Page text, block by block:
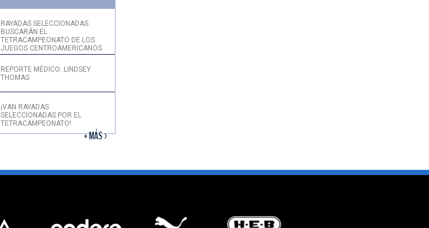
RAYADAS SELECCIONADAS
BUSCARÁN EL
TETRACAMPEONATO DE LOS
JUEGOS CENTROAMERICANOS
REPORTE MÉDICO: LINDSEY
THOMAS
¡VAN RAYADAS
SELECCIONADAS POR EL
TETRACAMPEONATO!
+ MÁS >